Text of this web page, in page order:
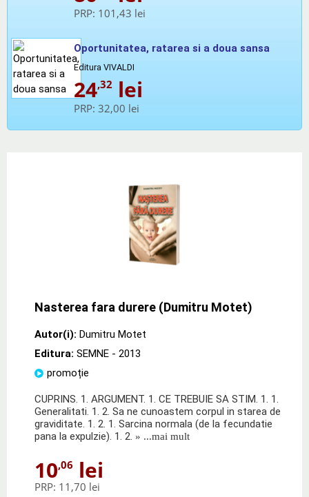
PRP: 101,43 lei
Oportunitatea, ratarea si a doua sansa
Editura VIVALDI
24,32 lei
PRP: 32,00 lei
Nasterea fara durere (Dumitru Motet)
Autor(i): Dumitru Motet
Editura: SEMNE - 2013
promoție
CUPRINS. 1. ARGUMENT. 1. CE TREBUIE SA STIM. 1. 1.
Generalitati. 1. 2. Sa ne cunoastem corpul in starea de
graviditate. 1. 2. 1. Sarcina normala (de la fecundatie
pana la expulzie). 1. 2. » ...mai mult
10,06 lei
PRP: 11,70 lei